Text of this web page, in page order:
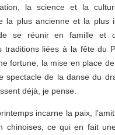
la science et la
la plus ancienne et la plus
de se réunir en famille et
traditions liées à la fête du
fortune, la mise en place
spectacle de la danse du
déjà, je pense.
incarne la paix,
chinoises, ce qui en fait